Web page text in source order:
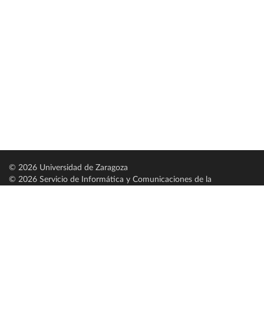
© 2026 Universidad de Zaragoza
© 2026 Servicio de Informática y Comunicaciones de la